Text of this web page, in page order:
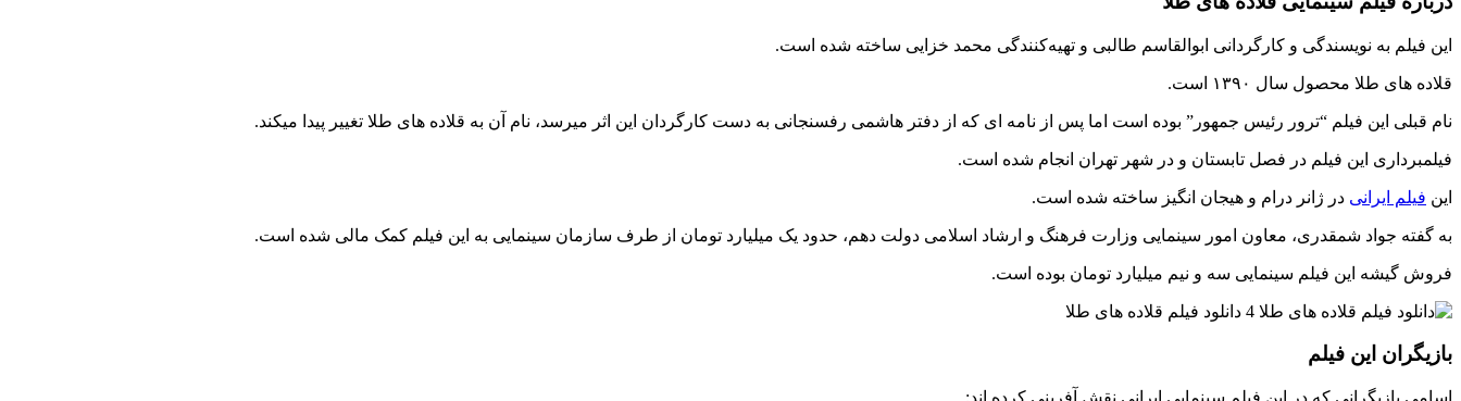
این فیلم به نویسندگی و کارگردانی ابوالقاسم طالبی و تهیه‌کنندگی محمد خزایی ساخته شده است.
قلاده های طلا محصول سال ۱۳۹۰ است.
نام قبلی این فیلم “ترور رئیس جمهور” بوده است اما پس از نامه ای که از دفتر هاشمی رفسنجانی به دست کارگردان این اثر میرسد، نام آن به قلاده های طلا تغییر پیدا میکند.
فیلمبرداری این فیلم در فصل تابستان و در شهر تهران انجام شده است.
این فیلم ایرانی در ژانر درام و هیجان انگیز ساخته شده است.
به گفته جواد شمقدری، معاون امور سینمایی وزارت فرهنگ و ارشاد اسلامی دولت دهم، حدود یک میلیارد تومان از طرف سازمان سینمایی به این فیلم کمک مالی شده است.
فروش گیشه این فیلم سینمایی سه و نیم میلیارد تومان بوده است.
بازیگران این فیلم
اسامی بازیگرانی که در این فیلم سینمایی ایرانی نقش آفرینی کرده اند: